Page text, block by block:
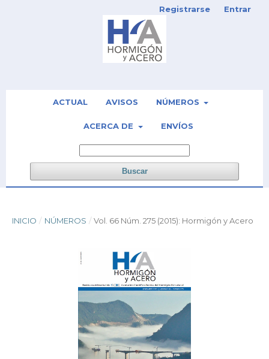
ACTUAL AVISOS NÚMEROS
ACERCA DE ENVÍOS
Buscar
Registrarse Entrar
INICIO / NÚMEROS / Vol. 66 Núm. 275 (2015): Hormigón y Acero